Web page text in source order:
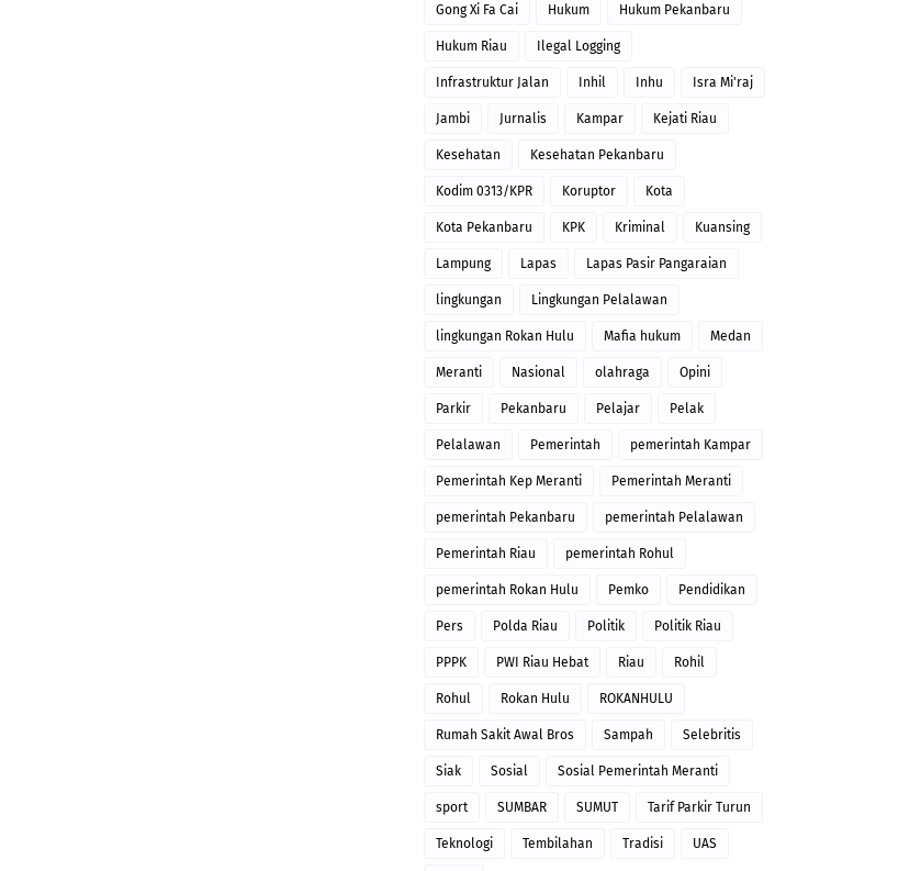
Gong Xi Fa Cai Hukum Hukum Pekanbaru
Hukum Riau Ilegal Logging
Infrastruktur Jalan Inhil Inhu Isra Mi'raj
Jambi Jurnalis Kampar Kejati Riau
Kesehatan Kesehatan Pekanbaru
Kodim 0313/KPR Koruptor Kota
Kota Pekanbaru KPK Kriminal Kuansing
Lampung Lapas Lapas Pasir Pangaraian
lingkungan Lingkungan Pelalawan
lingkungan Rokan Hulu Mafia hukum Medan
Meranti Nasional olahraga Opini
Parkir Pekanbaru Pelajar Pelak
Pelalawan Pemerintah pemerintah Kampar
Pemerintah Kep Meranti Pemerintah Meranti
pemerintah Pekanbaru pemerintah Pelalawan
Pemerintah Riau pemerintah Rohul
pemerintah Rokan Hulu Pemko Pendidikan
Pers Polda Riau Politik Politik Riau
PPPK PWI Riau Hebat Riau Rohil
Rohul Rokan Hulu ROKANHULU
Rumah Sakit Awal Bros Sampah Selebritis
Siak Sosial Sosial Pemerintah Meranti
sport SUMBAR SUMUT Tarif Parkir Turun
Teknologi Tembilahan Tradisi UAS